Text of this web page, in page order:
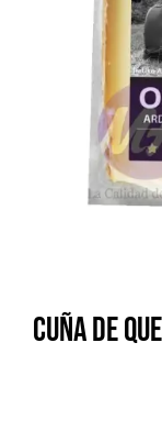
Cuña de